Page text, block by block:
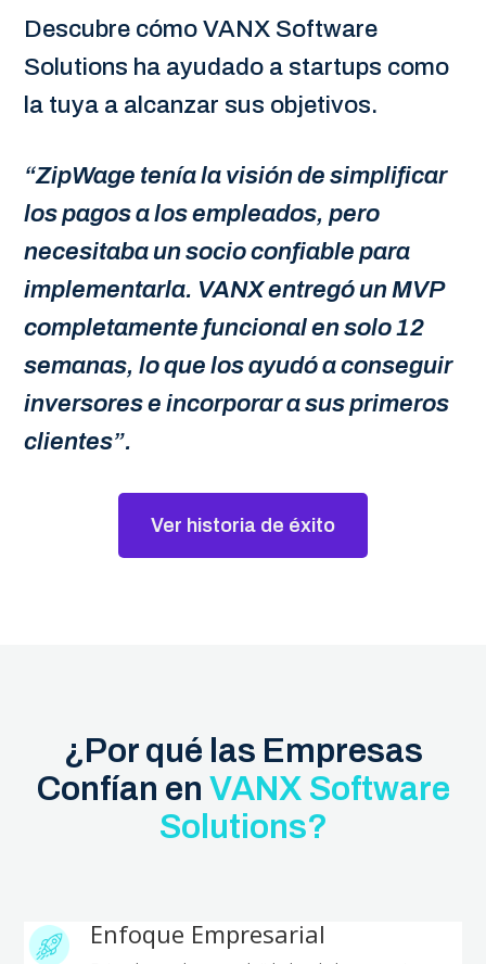
Descubre cómo VANX Software
Solutions ha ayudado a startups como
la tuya a alcanzar sus objetivos.
“ZipWage tenía la visión de simplificar
los pagos a los empleados, pero
necesitaba un socio confiable para
implementarla. VANX entregó un MVP
completamente funcional en solo 12
semanas, lo que los ayudó a conseguir
inversores e incorporar a sus primeros
clientes”.
Ver historia de éxito
¿Por qué las Empresas
Confían en VANX Software
Solutions?
Enfoque Empresarial